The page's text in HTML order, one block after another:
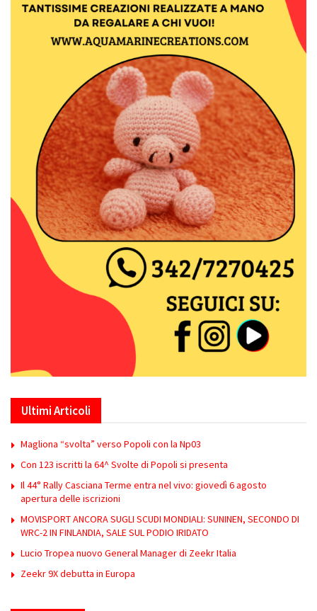
Ultimi Articoli
Magliona “svolta” verso Popoli con la Np03
Con 123 iscritti la 64^ Svolte di Popoli si presenta
Il 44° Rally Casciana Terme entra nel vivo: giovedì 6 agosto
apertura delle iscrizioni
MOVISPORT ANCORA SUGLI SCUDI MONDIALI: SUNINEN, SECONDO DI
WRC-2 IN FINLANDIA, SALE SUL PODIO IRIDATO
Lucio Tropea nuovo General Manager di Zeekr Italia
Zeekr 9X debutta in Europa